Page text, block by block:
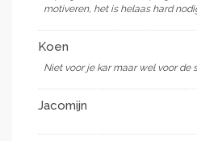
Wauw! Hoe snel dat het
Dank aan alle gulle gevers
😘dankjulliewel.
Waardering voor
Niet alleen de bolderkar
andere kostbaarheden in
beschouw ik als een teken
motiveren, het is helaas hard
Koen
Niet voor je kar maar wel voor de
Jacomijn